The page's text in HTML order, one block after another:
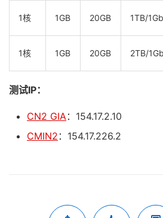
1核 1GB 20GB 1TB/
1核 1GB 20GB 2TB/
测试IP：
CN2 GIA：154.17.2.10
CMIN2 ：154.17.226.2